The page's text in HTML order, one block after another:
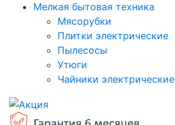
Мелкая бытовая техника
Мясорубки
Плитки электрические
Пылесосы
Утюги
Чайники электрические